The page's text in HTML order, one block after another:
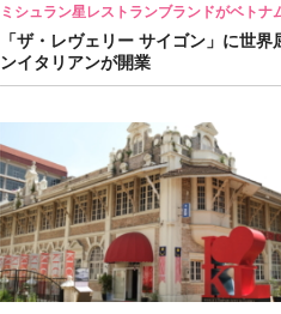
ミシュラン星レストランブランドがベトナ
「ザ・レヴェリー サイゴン」に世界
ンイタリアンが開業